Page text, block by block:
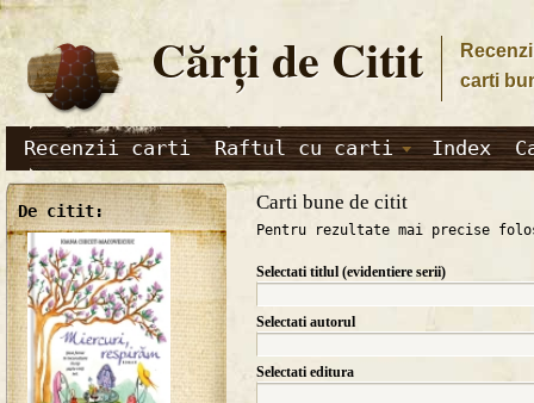
Cărţi de Citit
carti
Recenzii carti Raftul cu carti Index
De citit: Carti bune de citit
Pentru rezultate mai precise
Selectati titlul (evidentiere serii)
Selectati autorul
Selectati editura